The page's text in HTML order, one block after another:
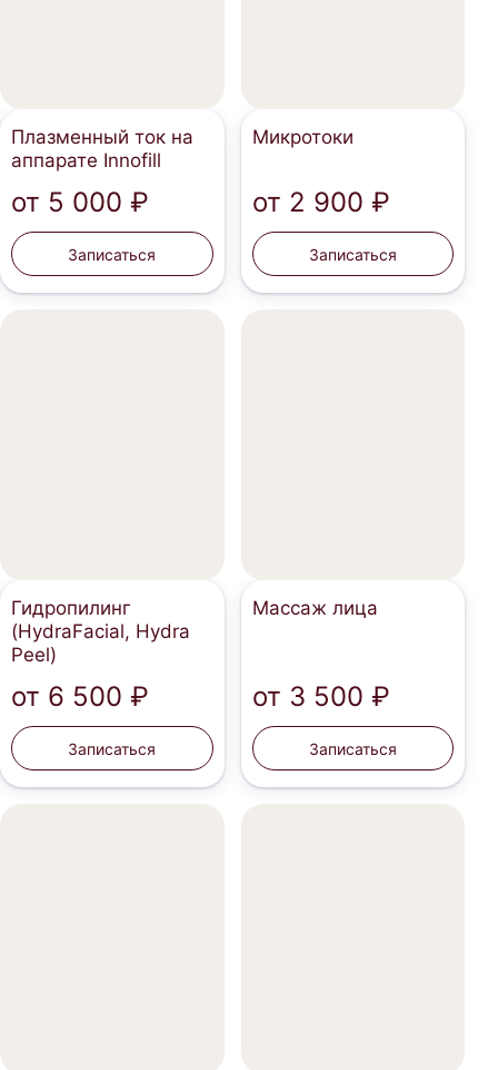
Плазменный ток на
аппарате Innofill
от 5 000 ₽
Записаться
Микротоки
от 2 900 ₽
Записаться
Гидропилинг
(HydraFacial, Hydra
Peel)
от 6 500 ₽
Записаться
Массаж лица
от 3 500 ₽
Записаться